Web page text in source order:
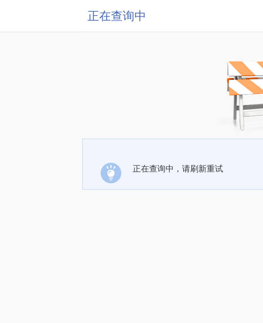
正在查询中
正在查询中，请刷新重试